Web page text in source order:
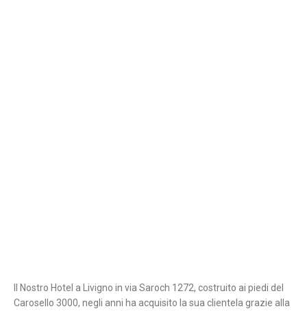
Il Nostro Hotel a Livigno in via Saroch 1272, costruito ai piedi del
Carosello 3000, negli anni ha acquisito la sua clientela grazie alla